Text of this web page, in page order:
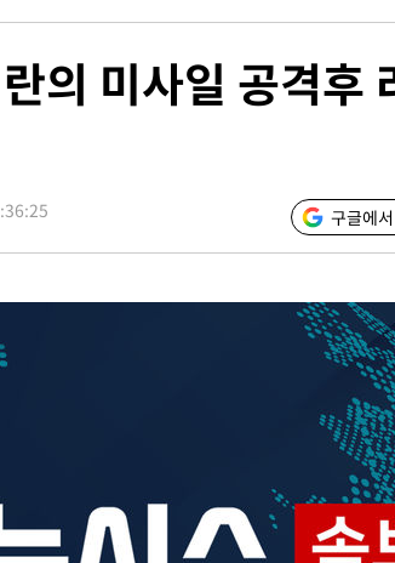
정차 통과…"집회·시위"
부의 무장세력 소탕전..15명
3명 전원 구조
행과 방해금지 촉구
군공항 기능 다른 군공항
…K리그 전구장 긴급 점검
사이드카' 발동
원
른 807.66 개장
오른 6306.33 개장
정차 통과…"집회·시위"
상권 오전 비
서부의 무장세력 소탕전..15명
의 미사일 공격후
구글에